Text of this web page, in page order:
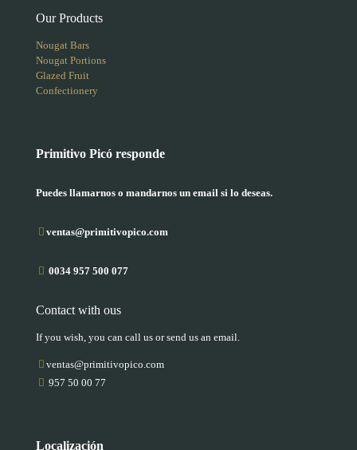
Our Products
Nougat Bars
Nougat Portions
Glazed Fruit
Confectionery
Primitivo Picó responde
Puedes llamarnos o mandarnos un email si lo deseas.
ventas@primitivopico.com
0034 957 500 077
Contact with ous
If you wish, you can call us or send us an email.
ventas@primitivopico.com
957 50 00 77
Localización